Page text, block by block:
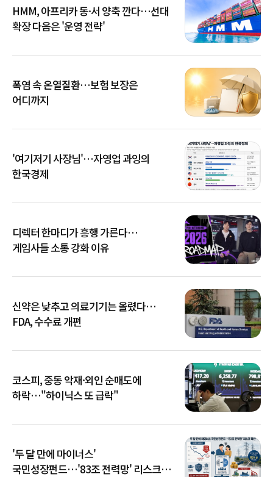
HMM, 아프리카 동·서 양축 깐다…선대
확장 다음은 '운영 전략'
폭염 속 온열질환…보험 보장은
어디까지
'여기저기 사장님'…자영업 과잉의
한국경제
디렉터 한마디가 흥행 가른다…
게임사들 소통 강화 이유
신약은 낮추고 의료기기는 올렸다…
FDA, 수수료 개편
코스피, 중동 악재·외인 순매도에
하락…"하이닉스 또 급락"
'두 달 만에 마이너스'
국민성장펀드…'83조 전력망' 리스크